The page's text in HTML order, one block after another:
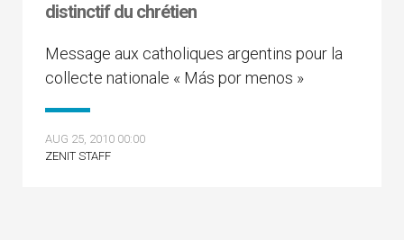
distinctif du chrétien
Message aux catholiques argentins pour la
collecte nationale « Más por menos »
AUG 25, 2010 00:00
ZENIT STAFF